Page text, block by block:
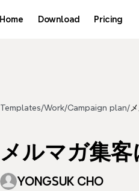
Home Download Pricing
Templates/Work/Campaign plan/
メルマガ集
YONGSUK CHO